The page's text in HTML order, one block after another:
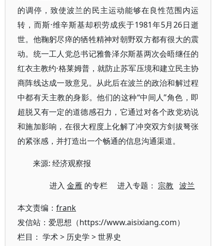
的调停，致使波兰的民主运动能够在良性范围内运
转，而斯·维辛斯基却积劳成疾于1981年5月26日逝
世。他鞠躬尽瘁的牺牲精神对朝野双方都有很大的震
动。统一工人党总书记雅鲁泽尔斯基两次会晤继任的
红衣主教约·格莱姆普，就防止苏军压境和建立民主协
商阵线达成一致意见。从此后在波兰的政治和解过程
中都有天主教的身影。他们的这种“中间人”角色，即
超脱又有一定的道德感召力，它通过对各个政党劝说
和施加影响，在很大程度上化解了冲突双方剑拔弩张
的紧张感，并打造出一个畅通的信息沟通渠道。
来源: 经济观察报
进入金雁 的专栏 进入专题：宗教 波兰
本文责编： frank
发信站：爱思想（https://www.aisixiang.com）
栏目： 学术> 历史学 >世界史